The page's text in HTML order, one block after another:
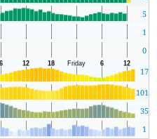
5
1
0
17
1015
35
1